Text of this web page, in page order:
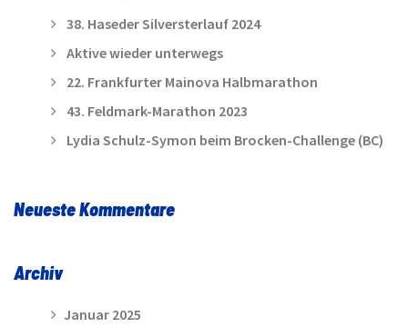
38. Haseder Silversterlauf 2024
Aktive wieder unterwegs
22. Frankfurter Mainova Halbmarathon
43. Feldmark-Marathon 2023
Lydia Schulz-Symon beim Brocken-Challenge (BC)
Neueste Kommentare
Archiv
Januar 2025